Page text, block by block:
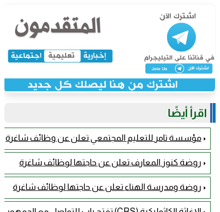
اقرأ أيضًا
مؤسسة تامر للتعليم المجتمعي تعلن عن وظائف شاغرة
روضة كنوز المعارف تعلن عن حاجتها لوظائف شاغرة
روضة ومدرسة الهناء تعلن عن حاجتها لوظائف شاغرة